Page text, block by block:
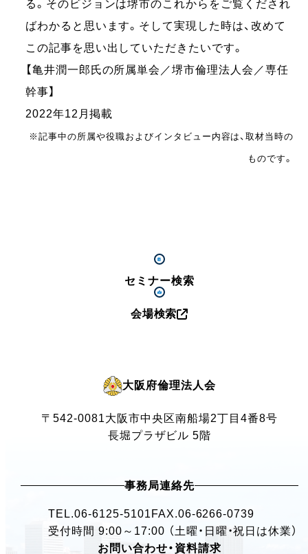
る。そのビジョンは堺市のこれからをご覧くだされ
ばわかると思います。そして実現した時は、改めて
この記事を思い出していただきたいです。
【亀井潤一郎氏の所属単会／堺市倫理法人会／専任
幹事】
2022年12月掲載
※記事中の所属や役職およびインタビュー内容は、取材当時の
ものです。
セミナー検索
会場検索
大阪府倫理法人会
〒542-0081大阪市中央区南船場2丁目4番8号
長堀プラザビル 5階
事務局連絡先
TEL.06-6125-5101 FAX.06-6266-0739
受付時間 9:00～17:00 （土曜・日曜・祝日は休業）
お問い合わせ・資料請求